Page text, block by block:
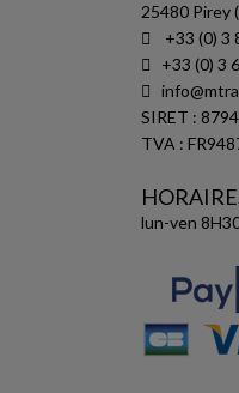
25480 Pirey
+33 (0) 3
+33 (0) 3
SIRET :
TVA :
lun-ven